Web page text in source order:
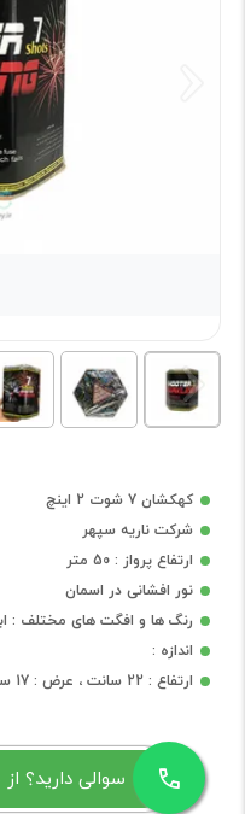
کهکشان 7 شوت 2 اینچ
شرکت ناریه سپهر
ارتفاع پرواز : 50 متر
نور افشانی در اسمان
رنگ ها و افگت های مختلف :
اندازه :
ارتفاع : 22 سانت ، عرض : 17 سانت
سوالی دارید؟